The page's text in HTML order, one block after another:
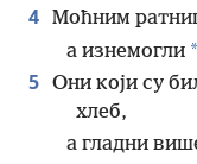
4 Моћним
а изнемогли *
5 Они који су
хлеб,
а гладни